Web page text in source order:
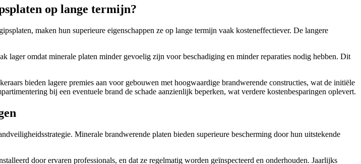
op lange termijn?
maken hun superieure eigenschappen ze op lange termijn vaak kosteneffectiever. De langere
lager omdat minerale platen minder gevoelig zijn voor beschadiging en minder reparaties nodig hebben. Dit
bieden lagere premies aan voor gebouwen met hoogwaardige brandwerende constructies, wat de initiële
bij een eventuele brand de schade aanzienlijk beperken, wat verdere kostenbesparingen oplevert.
Minerale brandwerende platen bieden superieure bescherming door hun uitstekende
door ervaren professionals, en dat ze regelmatig worden geïnspecteerd en onderhouden. Jaarlijks